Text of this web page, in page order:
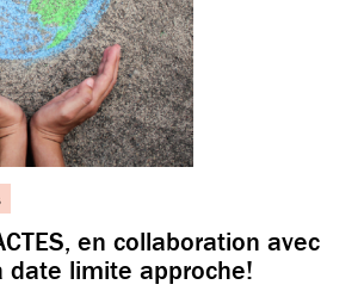
en collaboration avec
date limite approche!